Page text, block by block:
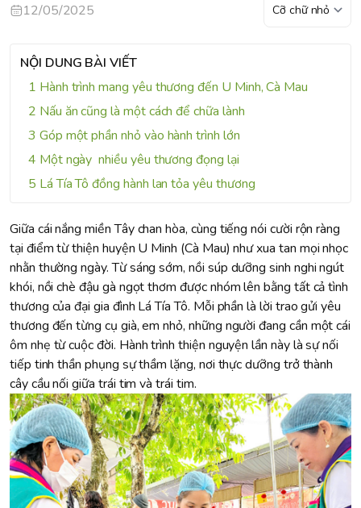
12/05/2025
NỘI DUNG BÀI VIẾT
Hành trình mang yêu thương đến U Minh, Cà Mau
Nấu ăn cũng là một cách để chữa lành
Góp một phần nhỏ vào hành trình lớn
Một ngày nhiều yêu thương đọng lại
Lá Tía Tô đồng hành lan tỏa yêu thương
Giữa cái nắng miền Tây chan hòa, cùng tiếng nói cười rộn ràng
tại điểm từ thiện huyện U Minh (Cà Mau) như xua tan mọi nhọc
nhằn thường ngày. Từ sáng sớm, nồi súp dưỡng sinh nghi ngút
khói, nồi chè đậu gà ngọt thơm được nhóm lên bằng tất cả tình
thương của đại gia đình Lá Tía Tô. Mỗi phần là lời trao gửi yêu
thương đến từng cụ già, em nhỏ, những người đang cần một cái
ôm nhẹ từ cuộc đời. Hành trình thiện nguyện lần này là sự nối
tiếp tinh thần phụng sự thầm lặng, nơi thực dưỡng trở thành
cây cầu nối giữa trái tim và trái tim.